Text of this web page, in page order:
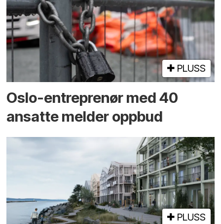
PLUSS
Oslo-entreprenør med 40
ansatte melder oppbud
PLUSS